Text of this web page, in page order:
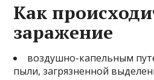
Как
заражение
воздушно-капельным
пыли, загрязненной